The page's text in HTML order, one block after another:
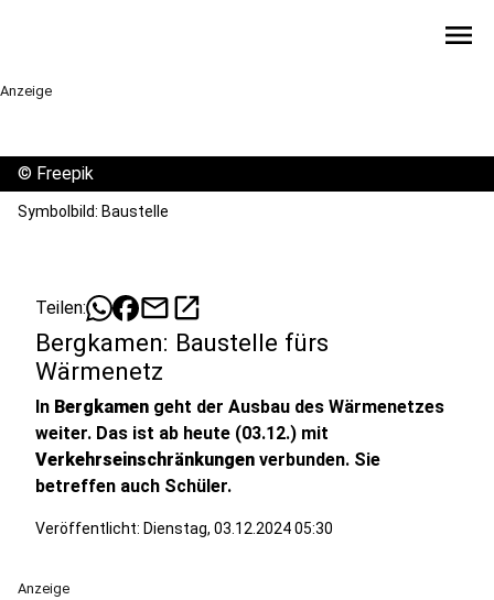
menu
Anzeige
© Freepik
Symbolbild: Baustelle
Teilen: mailopen_in_new
Bergkamen: Baustelle fürs
Wärmenetz
In Bergkamen geht der Ausbau des Wärmenetzes
weiter. Das ist ab heute (03.12.) mit
Verkehrseinschränkungen verbunden. Sie
betreffen auch Schüler.
Veröffentlicht: Dienstag, 03.12.2024 05:30
Anzeige